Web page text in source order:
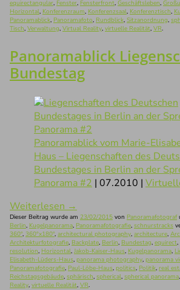
equirectangular, Fenster, Fensterfront, Geschäftsleben,
Horizontal, Konferenzraum, Konferenzsaal, Konferenztisch,
Panoramablick, Panoramafoto, Rundblick, Sitzanordnung,
Tisch, Verwaltung, Virtual Reality, virtuelle Realität, VR.
Panoramablick
Bundestag
Panoramablick vom Marie-
Haus – Liegenschaften des
Bundestages in Berlin an der
Panorama #2 | 07.2010 |
Weiterlesen →
Dieser Beitrag wurde am 23/02/2015 von Panoramafotograf
Berlin, Kugelpanorama, Panoramafotografie, schnurstracks
360°, 360°x180°, architectural photography, architecture,
Architekturfotografie, Backplate, Berlin, Bundestag, equirect,
resolution, Horizontal, Jakob-Kaiser-Haus, Kugelpanorama,
Elisabeth-Lüders-Haus, panorama photography, panorama
Panoramafotografie, Paul-Löbe-Haus, politics, Politik, real
Reichstagsgebäude, sphärisch, spherical, spherical panorama,
Reality, virtuelle Realität, VR.